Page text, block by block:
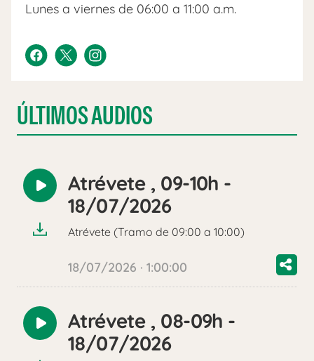
Lunes a viernes de 06:00 a 11:00 a.m.
ÚLTIMOS AUDIOS
Reproducir
audio
Atrévete , 09-10h -
18/07/2026
Atrévete (Tramo de 09:00 a 10:00)
18/07/2026 · 1:00:00
Reproducir
audio
Atrévete , 08-09h -
18/07/2026